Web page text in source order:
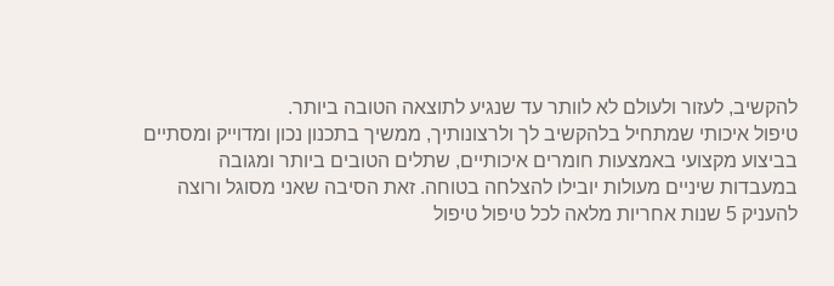
להקשיב, לעזור ולעולם לא לוותר עד שנגיע לתוצאה הטובה ביותר.
טיפול איכותי שמתחיל בלהקשיב לך ולרצונותיך, ממשיך בתכנון נכון ומדוייק ומסתיים
בביצוע מקצועי באמצעות חומרים איכותיים, שתלים הטובים ביותר ומגובה
במעבדות שיניים מעולות יובילו להצלחה בטוחה. זאת הסיבה שאני מסוגל ורוצה
להעניק 5 שנות אחריות מלאה לכל טיפול טיפול